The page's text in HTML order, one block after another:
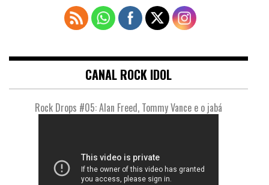
CANAL ROCK IDOL
Rock Drops #05: Alan Freed, Tommy Vance e o jabá